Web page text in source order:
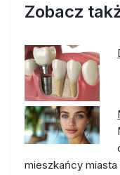
Zobacz
mieszkańcy